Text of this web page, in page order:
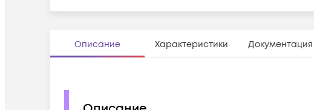
Описание Характеристики